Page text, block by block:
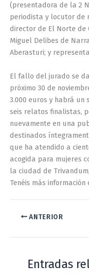
(presentadora de la 2
periodista y locutor de
director de El Norte de
Miguel Delibes de
Aberasturi; y
El fallo del jurado se
próximo 30 de
3.000 euros y habrá un
seis relatos finalistas,
nuevamente en una
destinados
que ha atendido a
acogida para mujeres
la ciudad de
Tenéis más información
ANTERIOR
Entradas